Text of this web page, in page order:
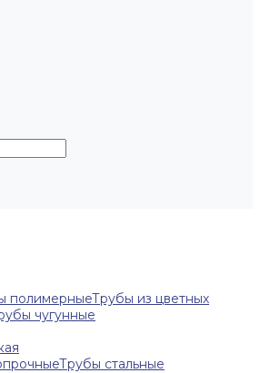
полимерныеТрубы из цветных
чугунные
Трубы стальные